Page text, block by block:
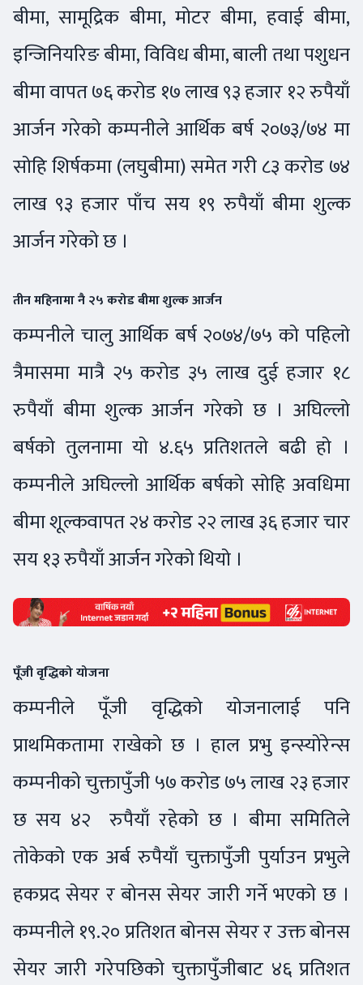
बीमा, सामूद्रिक बीमा, मोटर बीमा, हवाई बीमा,
इन्जिनियरिङ बीमा, विविध बीमा, बाली तथा पशुधन
बीमा वापत ७६ करोड १७ लाख ९३ हजार १२ रुपैयाँ
आर्जन गरेको कम्पनीले आर्थिक बर्ष २०७३/७४ मा
सोहि शिर्षकमा (लघुबीमा) समेत गरी ८३ करोड ७४
लाख ९३ हजार पाँच सय १९ रुपैयाँ बीमा शुल्क
आर्जन गरेको छ ।
तीन महिनामा नै २५ करोड बीमा शुल्क आर्जन
कम्पनीले चालु आर्थिक बर्ष २०७४/७५ को पहिलो
त्रैमासमा मात्रै २५ करोड ३५ लाख दुई हजार १८
रुपैयाँ बीमा शुल्क आर्जन गरेको छ । अघिल्लो
बर्षको तुलनामा यो ४.६५ प्रतिशतले बढी हो ।
कम्पनीले अघिल्लो आर्थिक बर्षको सोहि अवधिमा
बीमा शूल्कवापत २४ करोड २२ लाख ३६ हजार चार
सय १३ रुपैयाँ आर्जन गरेको थियो ।
पूँजी वृद्धिको योजना
कम्पनीले पूँजी वृद्धिको योजनालाई पनि
प्राथमिकतामा राखेको छ । हाल प्रभु इन्स्योरेन्स
कम्पनीको चुक्तापुँजी ५७ करोड ७५ लाख २३ हजार
छ सय ४२ रुपैयाँ रहेको छ । बीमा समितिले
तोकेको एक अर्ब रुपैयाँ चुक्तापुँजी पुर्याउन प्रभुले
हकप्रद सेयर र बोनस सेयर जारी गर्ने भएको छ ।
कम्पनीले १९.२० प्रतिशत बोनस सेयर र उक्त बोनस
सेयर जारी गरेपछिको चुक्तापुँजीबाट ४६ प्रतिशत